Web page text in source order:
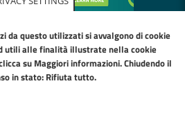
da questo utilizzati si avvalgono di cookie
utili alle finalità illustrate nellacookie
su Maggiori informazioni. Chiudendo il
in stato: Rifiuta tutto.
in contatto